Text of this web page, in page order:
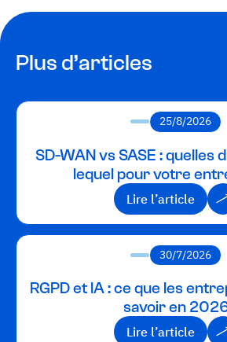
Plus d’articles
25/8/2026
SD-WAN vs SASE : quelles
lequel pour votre
Lire l’article
Lire l’article
30/7/2026
RGPD et IA : ce que les
savoir en
Lire l’article